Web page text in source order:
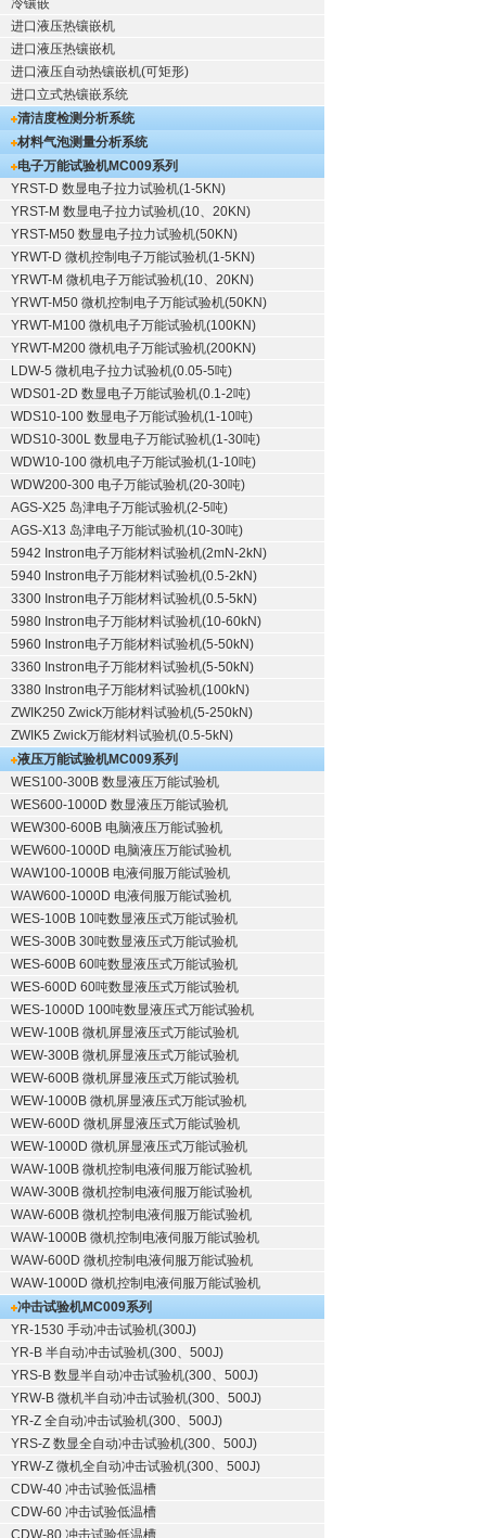
冷镶嵌
进口液压热镶嵌机
进口液压热镶嵌机
进口液压自动热镶嵌机(可矩形)
进口立式热镶嵌系统
清洁度检测分析系统
材料气泡测量分析系统
电子万能试验机MC009系列
YRST-D 数显电子拉力试验机(1-5KN)
YRST-M 数显电子拉力试验机(10、20KN)
YRST-M50 数显电子拉力试验机(50KN)
YRWT-D 微机控制电子万能试验机(1-5KN)
YRWT-M 微机电子万能试验机(10、20KN)
YRWT-M50 微机控制电子万能试验机(50KN)
YRWT-M100 微机电子万能试验机(100KN)
YRWT-M200 微机电子万能试验机(200KN)
LDW-5 微机电子拉力试验机(0.05-5吨)
WDS01-2D 数显电子万能试验机(0.1-2吨)
WDS10-100 数显电子万能试验机(1-10吨)
WDS10-300L 数显电子万能试验机(1-30吨)
WDW10-100 微机电子万能试验机(1-10吨)
WDW200-300 电子万能试验机(20-30吨)
AGS-X25 岛津电子万能试验机(2-5吨)
AGS-X13 岛津电子万能试验机(10-30吨)
5942 Instron电子万能材料试验机(2mN-2kN)
5940 Instron电子万能材料试验机(0.5-2kN)
3300 Instron电子万能材料试验机(0.5-5kN)
5980 Instron电子万能材料试验机(10-60kN)
5960 Instron电子万能材料试验机(5-50kN)
3360 Instron电子万能材料试验机(5-50kN)
3380 Instron电子万能材料试验机(100kN)
ZWIK250 Zwick万能材料试验机(5-250kN)
ZWIK5 Zwick万能材料试验机(0.5-5kN)
液压万能试验机MC009系列
WES100-300B 数显液压万能试验机
WES600-1000D 数显液压万能试验机
WEW300-600B 电脑液压万能试验机
WEW600-1000D 电脑液压万能试验机
WAW100-1000B 电液伺服万能试验机
WAW600-1000D 电液伺服万能试验机
WES-100B 10吨数显液压式万能试验机
WES-300B 30吨数显液压式万能试验机
WES-600B 60吨数显液压式万能试验机
WES-600D 60吨数显液压式万能试验机
WES-1000D 100吨数显液压式万能试验机
WEW-100B 微机屏显液压式万能试验机
WEW-300B 微机屏显液压式万能试验机
WEW-600B 微机屏显液压式万能试验机
WEW-1000B 微机屏显液压式万能试验机
WEW-600D 微机屏显液压式万能试验机
WEW-1000D 微机屏显液压式万能试验机
WAW-100B 微机控制电液伺服万能试验机
WAW-300B 微机控制电液伺服万能试验机
WAW-600B 微机控制电液伺服万能试验机
WAW-1000B 微机控制电液伺服万能试验机
WAW-600D 微机控制电液伺服万能试验机
WAW-1000D 微机控制电液伺服万能试验机
冲击试验机MC009系列
YR-1530 手动冲击试验机(300J)
YR-B 半自动冲击试验机(300、500J)
YRS-B 数显半自动冲击试验机(300、500J)
YRW-B 微机半自动冲击试验机(300、500J)
YR-Z 全自动冲击试验机(300、500J)
YRS-Z 数显全自动冲击试验机(300、500J)
YRW-Z 微机全自动冲击试验机(300、500J)
CDW-40 冲击试验低温槽
CDW-60 冲击试验低温槽
CDW-80 冲击试验低温槽